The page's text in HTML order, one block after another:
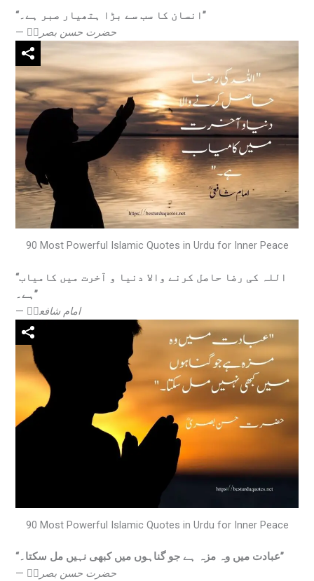
“انسان کا سب سے بڑا ہتھیار صبر ہے۔”
— حضرت حسن بصریؒ
90 Most Powerful Islamic Quotes in Urdu for Inner Peace
“اللہ کی رضا حاصل کرنے والا دنیا و آخرت میں کامیاب
ہے۔”
— امام شافعیؒ
90 Most Powerful Islamic Quotes in Urdu for Inner Peace
“عبادت میں وہ مزہ ہے جو گناہوں میں کبھی نہیں مل سکتا۔”
— حضرت حسن بصریؒ